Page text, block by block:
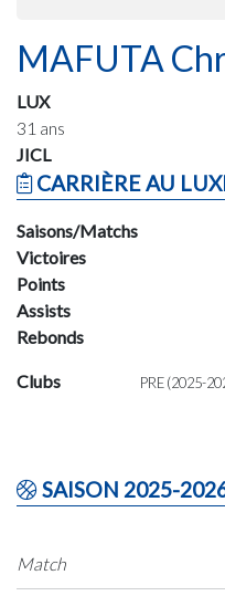
MAFUTA
LUX
31 ans
JICL
CARRIÈRE AU
Saisons/Matchs
Victoires
Points
Assists
Rebonds
Clubs PRE (2025-
SAISON 2025-
Match